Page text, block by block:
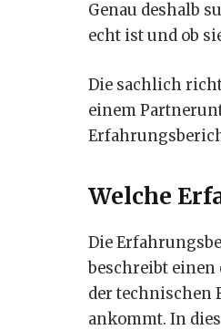
Genau deshalb
echt ist und ob
Die sachlich
einem
Welche
Die
beschreibt
der technischen
ankommt. In